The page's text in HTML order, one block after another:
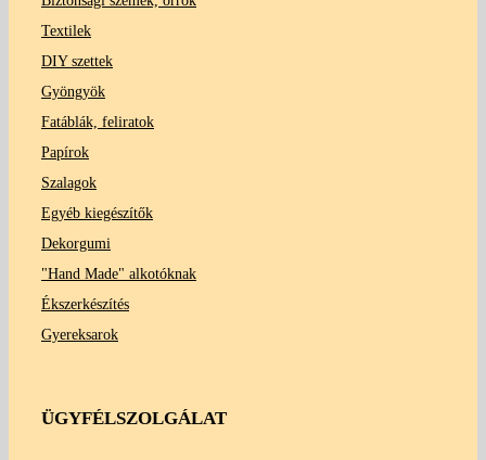
Textilek
DIY szettek
Gyöngyök
Fatáblák, feliratok
Papírok
Szalagok
Egyéb kiegészítők
Dekorgumi
"Hand Made" alkotóknak
Ékszerkészítés
Gyereksarok
ÜGYFÉLSZOLGÁLAT